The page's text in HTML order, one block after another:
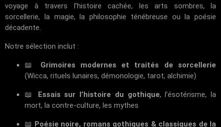
voyage à travers l’histoire cachée, les arts sombres, la
sorcellerie, la magie, la philosophie ténébreuse ou la poésie
décadente.
Notre sélection inclut :
📖 Grimoires modernes et traités de sorcellerie
(Wicca, rituels lunaires, démonologie, tarot, alchimie)
📖 Essais sur l’histoire du gothique, l’ésotérisme, la
mort, la contre-culture, les mythes
📖 Poésie noire, romans gothiques & classiques de la